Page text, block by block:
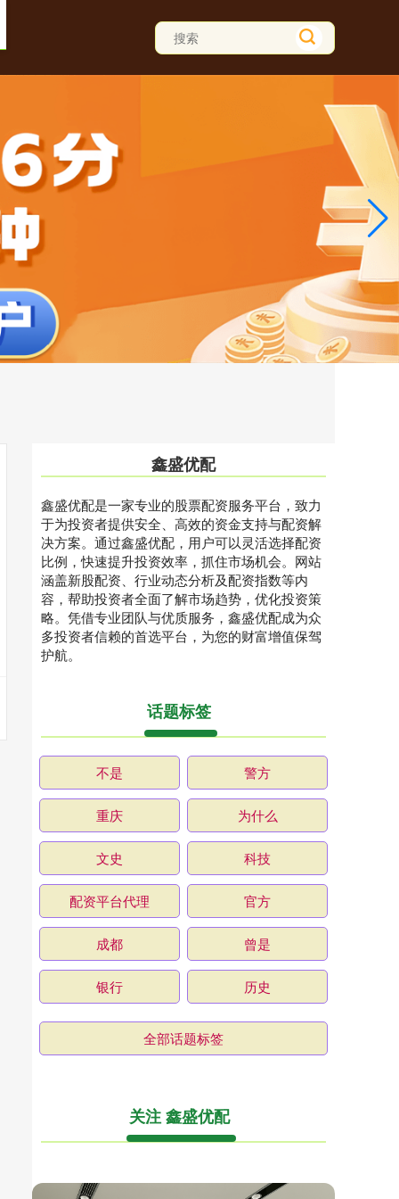
鑫盛优配
鑫盛优配是一家专业的股票配资服务平台，致力
于为投资者提供安全、高效的资金支持与配资解
决方案。通过鑫盛优配，用户可以灵活选择配资
比例，快速提升投资效率，抓住市场机会。网站
涵盖新股配资、行业动态分析及配资指数等内
容，帮助投资者全面了解市场趋势，优化投资策
略。凭借专业团队与优质服务，鑫盛优配成为众
多投资者信赖的首选平台，为您的财富增值保驾
护航。
话题标签
不是 警方
重庆 为什么
文史 科技
配资平台代理 官方
成都 曾是
银行 历史
全部话题标签
关注 鑫盛优配